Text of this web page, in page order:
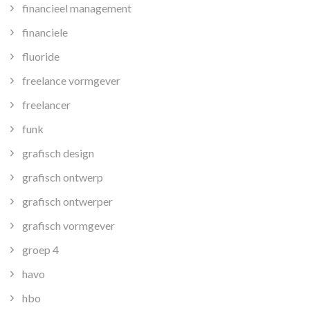
financieel management
financiele
fluoride
freelance vormgever
freelancer
funk
grafisch design
grafisch ontwerp
grafisch ontwerper
grafisch vormgever
groep 4
havo
hbo